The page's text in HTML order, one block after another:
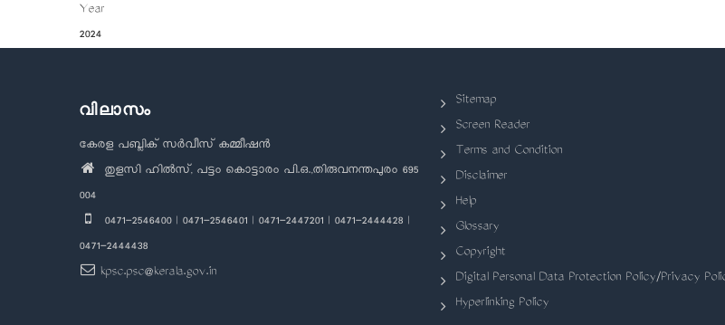
Year
2024
വിലാസം
കേരള പബ്ലിക് സർവീസ് കമ്മീഷൻ
തുളസി ഹിൽസ്, പട്ടം കൊട്ടാരം പി.ഒ.,തിരുവനന്തപുരം 695
004
0471-2546400 | 0471-2546401 | 0471-2447201 | 0471-2444428 |
0471-2444438
kpsc.psc@kerala.gov.in
Sitemap
Screen Reader
Terms and Condition
Disclaimer
Help
Glossary
Copyright
Digital Personal Data Protection Policy/Privacy
Hyperlinking Policy